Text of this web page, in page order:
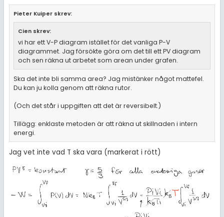
Pieter Kuiper skrev:
Cien skrev:
vi har ett V-P diagram istället för det vanliga P-V
diagrammet. Jag försökte göra om det till ett PV diagram
och sen räkna ut arbetet som arean under grafen.
Ska det inte bli samma area? Jag mistänker något mattefel.
Du kan ju kolla genom att räkna rutor.
(Och det står i uppgiften att det är reversibelt.)
Tillägg: enklaste metoden är att räkna ut skillnaden i intern
energi.
Jag vet inte vad T ska vara (markerat i rött)